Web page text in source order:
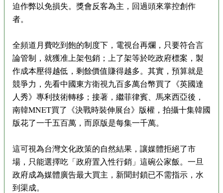
迫作弊以免損失。獎會反客為主，回過頭來掌控創作
者。
全頻道月費吃到飽的制度下，電視台再爛，只要符合言
論管制，就獲准上架包銷；上了架等於吃政府標案，製
作成本壓得越低，剩餘價值賺得越多。其實，預算就是
競爭力，先看中國東方衛視九百多萬台幣買了《英國達
人秀》專利技術轉移；接著，繼菲律賓、馬來西亞後，
南韓MNET買了《決戰時裝伸展台》版權，拍攝十集韓國
版花了一千五百萬，而原版是每集一千萬。
這可視為台灣文化政策的自然結果，讓媒體拒絕了市
場，只能選擇吃「政府置入性行銷」這碗公家飯。一旦
政府成為媒體廣告最大買主，新聞封鎖已不需指示，水
到渠成。